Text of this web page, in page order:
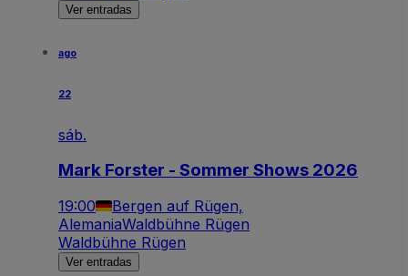
Ver entradas
ago
22
sáb.
Mark Forster - Sommer Shows 2026
19:00
Bergen auf Rügen,
AlemaniaWaldbühne Rügen
Waldbühne Rügen
Ver entradas